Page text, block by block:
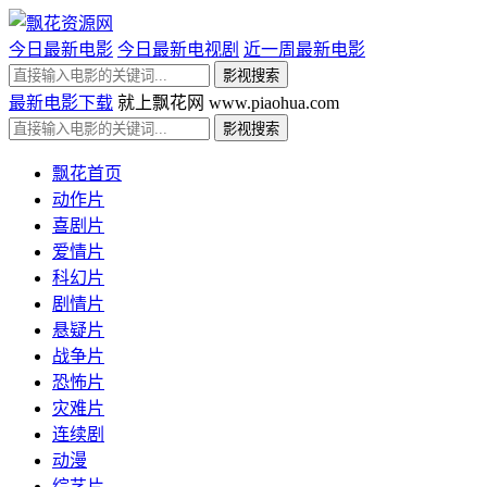
今日最新电影 今日最新电视剧 近一周最新电影
最新电影下载 就上飘花网 www.piaohua.com
飘花首页
动作片
喜剧片
爱情片
科幻片
剧情片
悬疑片
战争片
恐怖片
灾难片
连续剧
动漫